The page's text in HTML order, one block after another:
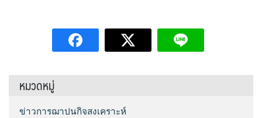
หมวดหมู่
ข่าวการฌาปนกิจสงเคราะห์